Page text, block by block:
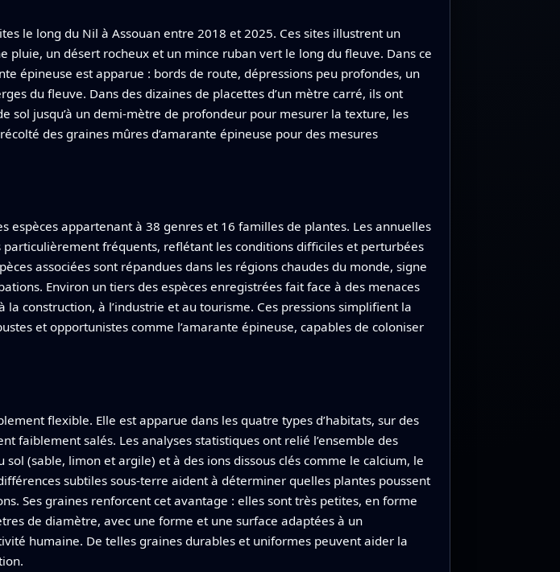
le long du Nil à Assouan entre 2018 et 2025. Ces sites illustrent un
pluie, un désert rocheux et un mince ruban vert le long du fleuve. Dans ce
épineuse est apparue : bords de route, dépressions peu profondes, un
du fleuve. Dans des dizaines de placettes d’un mètre carré, ils ont
jusqu’à un demi‑mètre de profondeur pour mesurer la texture, les
des graines mûres d’amarante épineuse pour des mesures
espèces appartenant à 38 genres et 16 familles de plantes. Les annuelles
fréquents, reflétant les conditions difficiles et perturbées
associées sont répandues dans les régions chaudes du monde, signe
Environ un tiers des espèces enregistrées fait face à des menaces
construction, à l’industrie et au tourisme. Ces pressions simplifient la
et opportunistes comme l’amarante épineuse, capables de coloniser
flexible. Elle est apparue dans les quatre types d’habitats, sur des
faiblement salés. Les analyses statistiques ont relié l’ensemble des
(sable, limon et argile) et à des ions dissous clés comme le calcium, le
subtiles sous‑terre aident à déterminer quelles plantes poussent
Ses graines renforcent cet avantage : elles sont très petites, en forme
de diamètre, avec une forme et une surface adaptées à un
humaine. De telles graines durables et uniformes peuvent aider la